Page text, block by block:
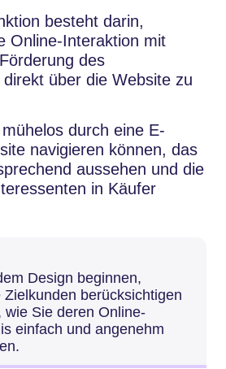
besteht darin,
Online-Interaktion mit
des
über die Website zu
durch eine E-
navigieren können, das
aussehen und die
in Käufer
Design beginnen,
berücksichtigen
wie Sie deren Online-
einfach und angenehm